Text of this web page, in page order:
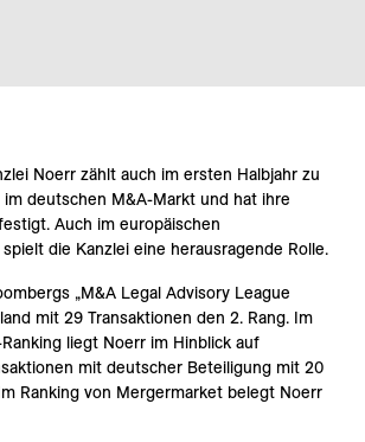
Noerr zählt auch im ersten Halbjahr zu
deutschen M&A-Markt und hat ihre
Auch im europäischen
die Kanzlei eine herausragende Rolle.
„M&A Legal Advisory League
mit 29 Transaktionen den 2. Rang. Im
liegt Noerr im Hinblick auf
mit deutscher Beteiligung mit 20
Ranking von Mergermarket belegt Noerr